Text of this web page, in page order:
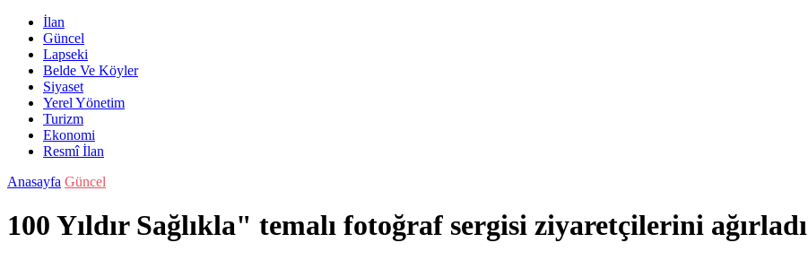
İlan
Güncel
Lapseki
Belde Ve Köyler
Siyaset
Yerel Yönetim
Turizm
Ekonomi
Resmî İlan
Anasayfa Güncel
100 Yıldır Sağlıkla" temalı fotoğraf sergisi ziyaretçilerini ağırladı